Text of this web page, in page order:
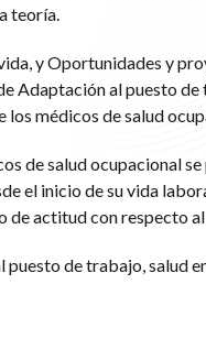
teoría.
y Oportunidades y
Adaptación al puesto
médicos de salud
de salud ocupacional
el inicio de su vida
de actitud con respecto
de trabajo, salud